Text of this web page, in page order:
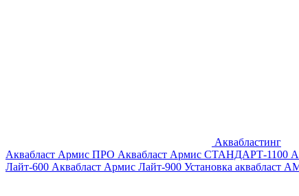
Аквабластинг
Аквабласт Армис ПРО Аквабласт Армис СТАНДАРТ-1100
Лайт-600 Аквабласт Армис Лайт-900 Установка аквабласт